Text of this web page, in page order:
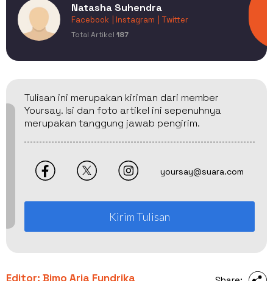
Natasha Suhendra
Facebook | Instagram | Twitter
Total Artikel 187
Tulisan ini merupakan kiriman dari member
Yoursay. Isi dan foto artikel ini sepenuhnya
merupakan tanggung jawab pengirim.
yoursay@suara.com
Kirim Tulisan
Editor: Bimo Aria Fundrika